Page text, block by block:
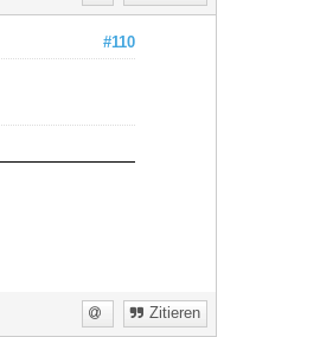
#110
Zitieren